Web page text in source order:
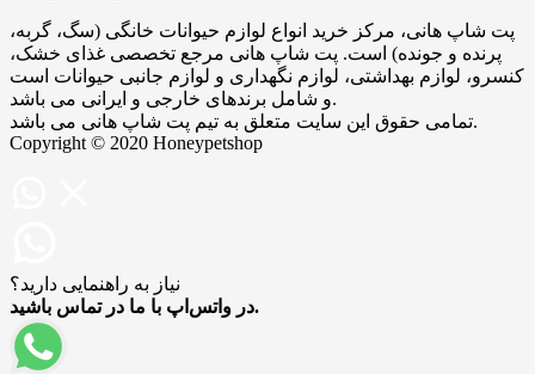
پت شاپ هانی، مرکز خرید انواع لوازم حیوانات خانگی (سگ، گربه،
پرنده و جونده) است. پت شاپ هانی مرجع تخصصی غذای خشک،
کنسرو، لوازم بهداشتی، لوازم نگهداری و لوازم جانبی حیوانات است
و شامل برندهای خارجی و ایرانی می‌ باشد.
تمامی حقوق این سایت متعلق به تیم پت شاپ هانی می باشد.
Copyright © 2020 Honeypetshop
نیاز به راهنمایی دارید؟
در واتس‌اپ با ما در تماس باشید.